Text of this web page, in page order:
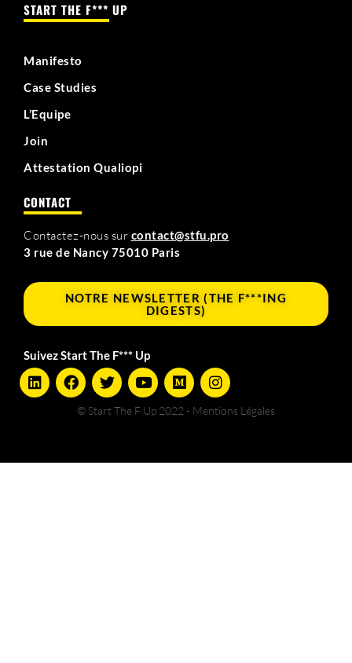
START THE F*** UP
Manifesto
Case Studies
L’Equipe
Join
Attestation Qualiopi
CONTACT
Contactez-nous sur contact@stfu.pro
3 rue de Nancy 75010 Paris
NOTRE NEWSLETTER (THE F***ING
DIGESTS)
Suivez Start The F*** Up
L
i
n
i
F
a
c
o
T
w
i
t
r
Y
o
u
t
e
M
e
d
i
I
n
s
t
r
© Start The F Up 2022 - Mentions Légales